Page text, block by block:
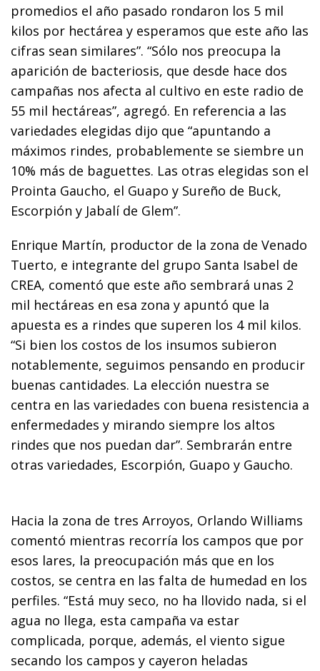
promedios el año pasado rondaron los 5 mil
kilos por hectárea y esperamos que este año las
cifras sean similares”. “Sólo nos preocupa la
aparición de bacteriosis, que desde hace dos
campañas nos afecta al cultivo en este radio de
55 mil hectáreas”, agregó. En referencia a las
variedades elegidas dijo que “apuntando a
máximos rindes, probablemente se siembre un
10% más de baguettes. Las otras elegidas son el
Prointa Gaucho, el Guapo y Sureño de Buck,
Escorpión y Jabalí de Glem”.
Enrique Martín, productor de la zona de Venado
Tuerto, e integrante del grupo Santa Isabel de
CREA, comentó que este año sembrará unas 2
mil hectáreas en esa zona y apuntó que la
apuesta es a rindes que superen los 4 mil kilos.
“Si bien los costos de los insumos subieron
notablemente, seguimos pensando en producir
buenas cantidades. La elección nuestra se
centra en las variedades con buena resistencia a
enfermedades y mirando siempre los altos
rindes que nos puedan dar”. Sembrarán entre
otras variedades, Escorpión, Guapo y Gaucho.
Hacia la zona de tres Arroyos, Orlando Williams
comentó mientras recorría los campos que por
esos lares, la preocupación más que en los
costos, se centra en las falta de humedad en los
perfiles. “Está muy seco, no ha llovido nada, si el
agua no llega, esta campaña va estar
complicada, porque, además, el viento sigue
secando los campos y cayeron heladas